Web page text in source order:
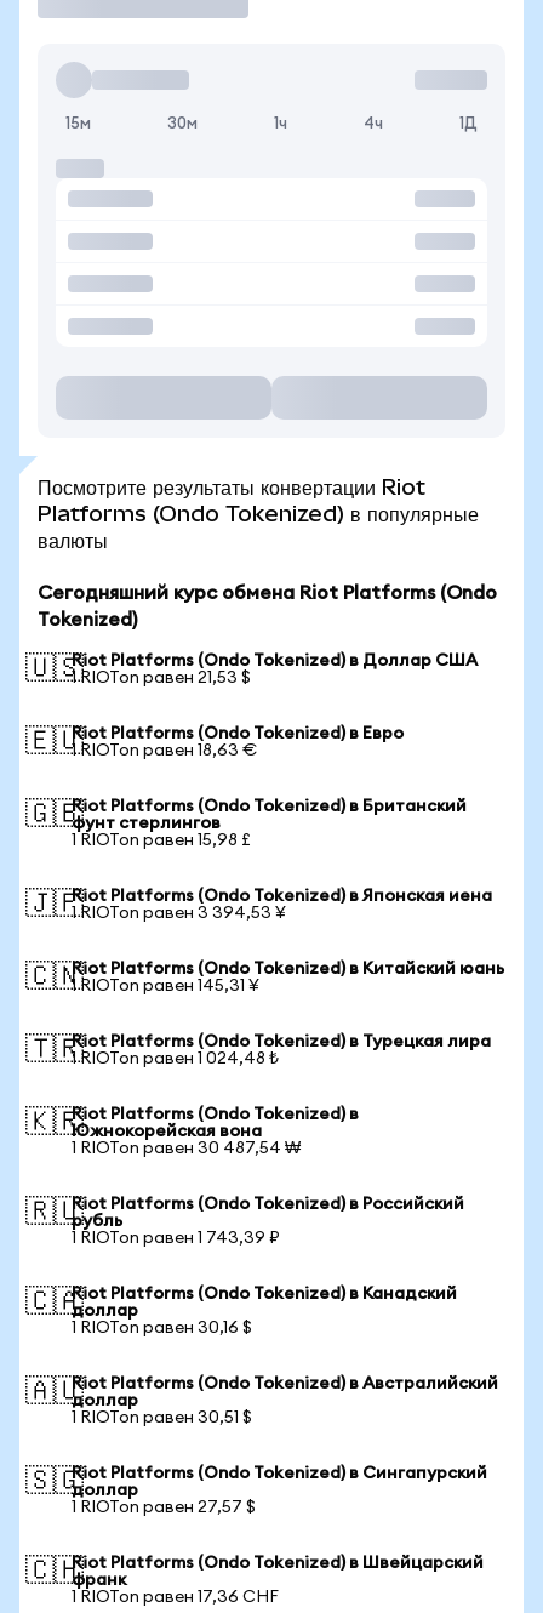
15м 30м 1ч 4ч 1Д
Посмотрите результаты конвертации Riot
Platforms (Ondo Tokenized) в популярные
валюты
Сегодняшний курс обмена Riot Platforms (Ondo
Tokenized)
🇺🇸Riot Platforms (Ondo Tokenized) в Доллар США
1 RIOTon равен 21,53 $
🇪🇺Riot Platforms (Ondo Tokenized) в Евро
1 RIOTon равен 18,63 €
🇬🇧Riot Platforms (Ondo Tokenized) в Британский
фунт стерлингов
1 RIOTon равен 15,98 £
🇯🇵Riot Platforms (Ondo Tokenized) в Японская иена
1 RIOTon равен 3 394,53 ¥
🇨🇳Riot Platforms (Ondo Tokenized) в Китайский юань
1 RIOTon равен 145,31 ¥
🇹🇷Riot Platforms (Ondo Tokenized) в Турецкая лира
1 RIOTon равен 1 024,48 ₺
🇰🇷Riot Platforms (Ondo Tokenized) в
Южнокорейская вона
1 RIOTon равен 30 487,54 ₩
🇷🇺Riot Platforms (Ondo Tokenized) в Российский
рубль
1 RIOTon равен 1 743,39 ₽
🇨🇦Riot Platforms (Ondo Tokenized) в Канадский
доллар
1 RIOTon равен 30,16 $
🇦🇺Riot Platforms (Ondo Tokenized) в Австралийский
доллар
1 RIOTon равен 30,51 $
🇸🇬Riot Platforms (Ondo Tokenized) в Сингапурский
доллар
1 RIOTon равен 27,57 $
🇨🇭Riot Platforms (Ondo Tokenized) в Швейцарский
франк
1 RIOTon равен 17,36 CHF